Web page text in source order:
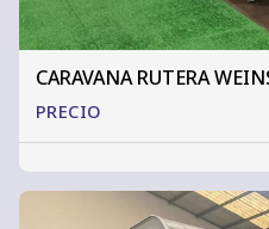
CARAVANA RUTERA
PRECIO